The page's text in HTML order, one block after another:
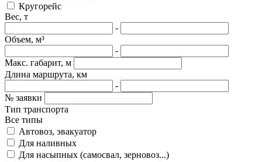
Кругорейс
Вес, т
-
Объем, м³
-
Макс. габарит, м
Длина маршрута, км
-
№ заявки
Тип транспорта
Все типы
Автовоз, эвакуатор
Для наливных
Для насыпных (самосвал, зерновоз...)